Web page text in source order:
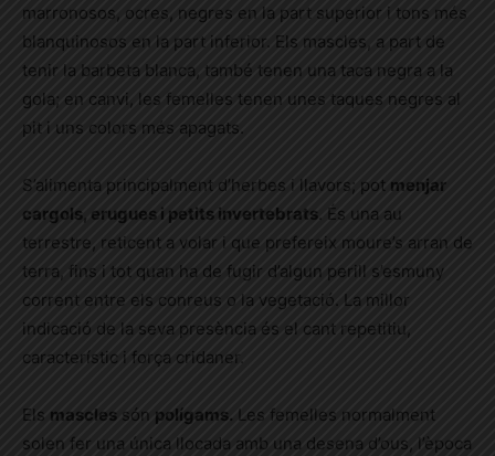
marronosos, ocres, negres en la part superior i tons més
blanquinosos en la part inferior. Els mascles, a part de
tenir la barbeta blanca, també tenen una taca negra a la
gola; en canvi, les femelles tenen unes taques negres al
pit i uns colors més apagats.
S’alimenta principalment d’herbes i llavors; pot menjar
cargols, erugues i petits invertebrats. És una au
terrestre, reticent a volar i que prefereix moure’s arran de
terra, fins i tot quan ha de fugir d’algun perill s’esmuny
corrent entre els conreus o la vegetació. La millor
indicació de la seva presència és el cant repetitiu,
característic i força cridaner.
Els mascles són polígams. Les femelles normalment
solen fer una única llocada amb una desena d’ous, l’època